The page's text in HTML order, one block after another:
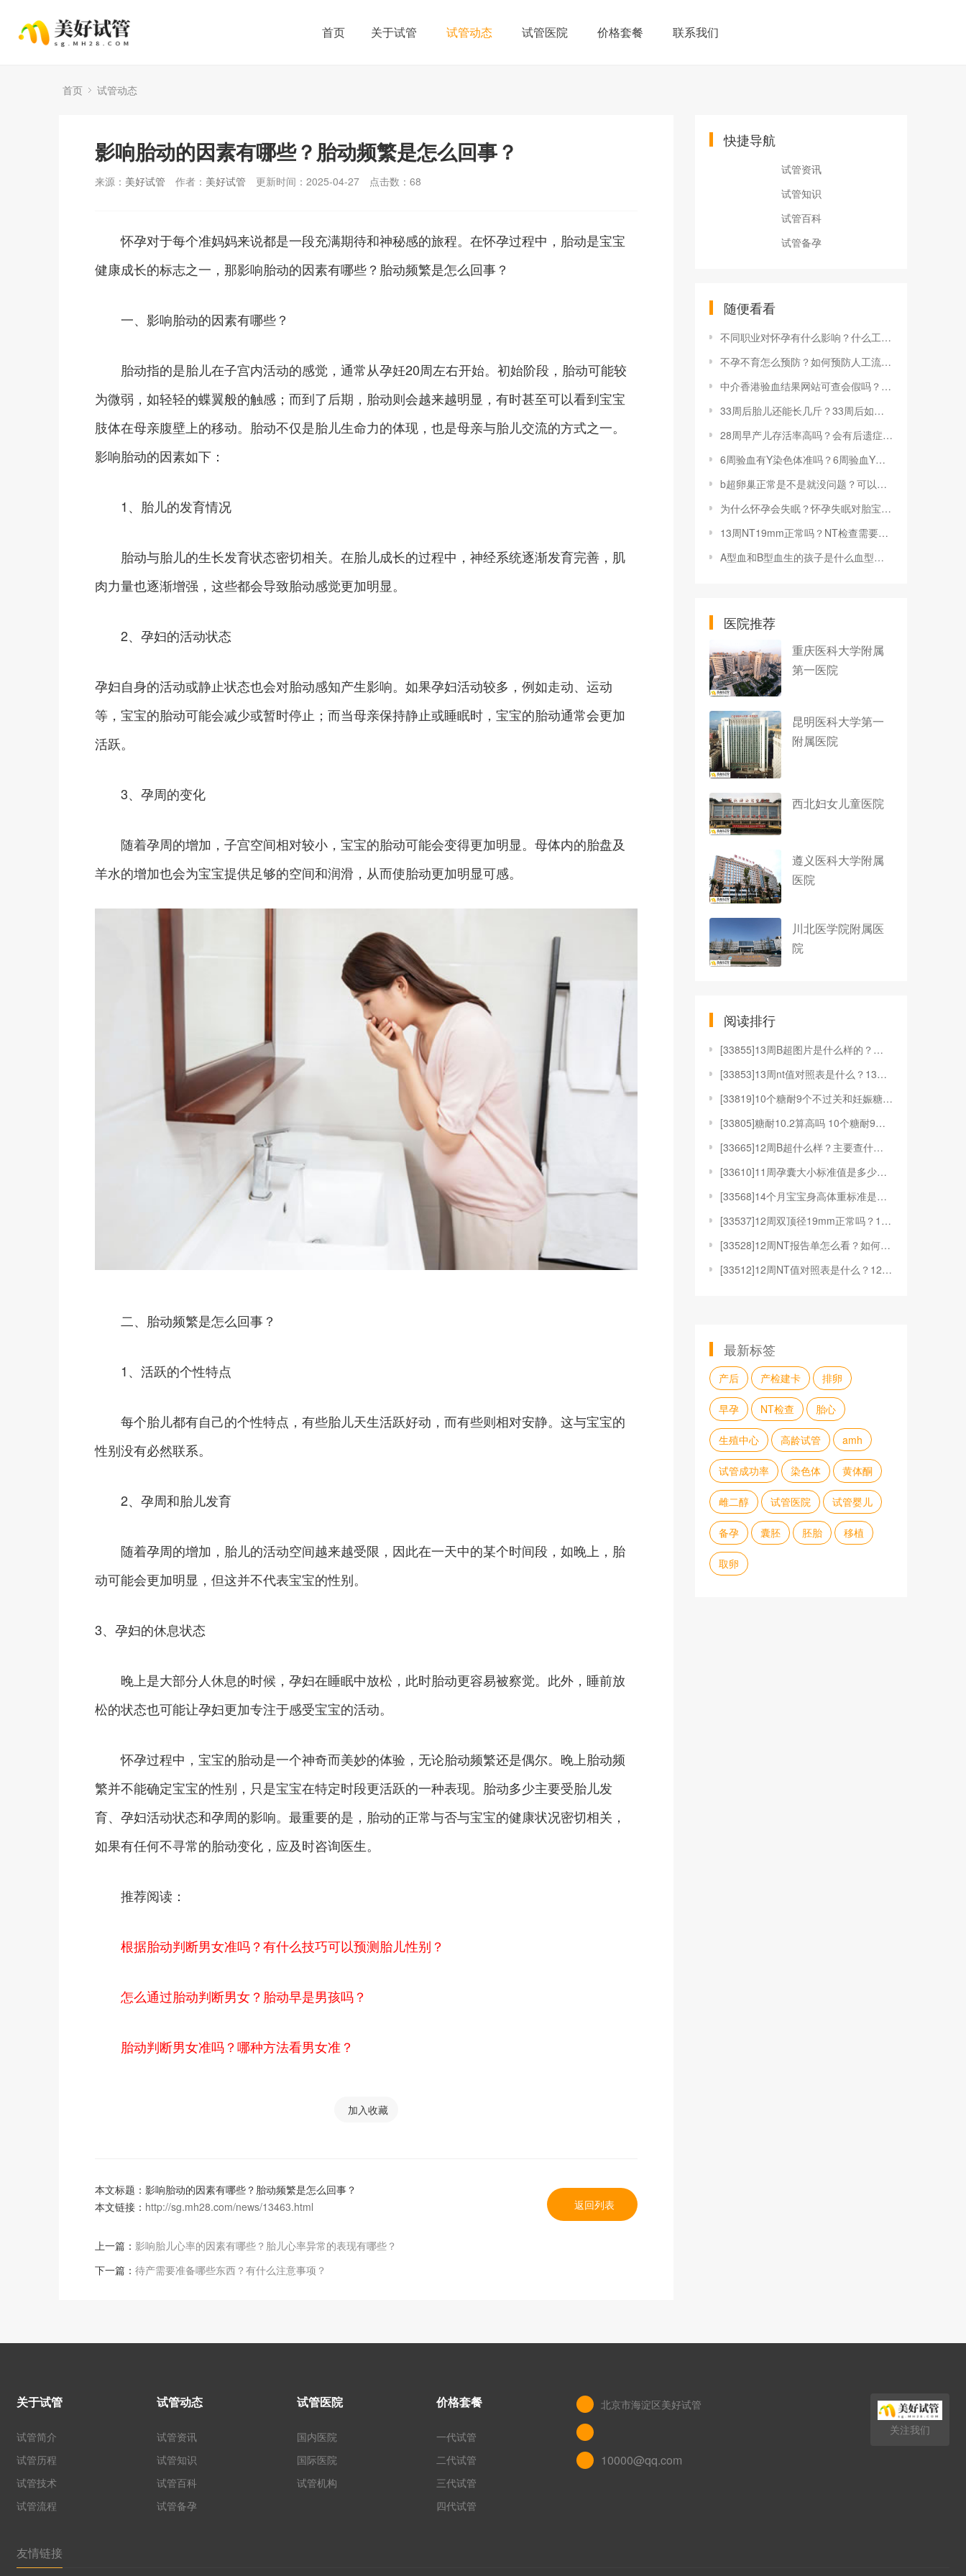
首页 关于试管 试管动态 试管医院 价格套餐 联系我们
首页 试管动态
影响胎动的因素有哪些？胎动频繁是怎么回事？
来源： 美好试管 作者： 美好试管 更新时间：2025-04-27 点击数： 68
怀孕对于每个准妈妈来说都是一段充满期待和神秘感的旅程。在怀孕过程中，胎动是宝宝
健康成长的标志之一，那影响胎动的因素有哪些？胎动频繁是怎么回事？
一、影响胎动的因素有哪些？
胎动指的是胎儿在子宫内活动的感觉，通常从孕妊20周左右开始。初始阶段，胎动可能较
为微弱，如轻轻的蝶翼般的触感；而到了后期，胎动则会越来越明显，有时甚至可以看到宝宝
肢体在母亲腹壁上的移动。胎动不仅是胎儿生命力的体现，也是母亲与胎儿交流的方式之一。
影响胎动的因素如下：
1、胎儿的发育情况
胎动与胎儿的生长发育状态密切相关。在胎儿成长的过程中，神经系统逐渐发育完善，肌
肉力量也逐渐增强，这些都会导致胎动感觉更加明显。
2、孕妇的活动状态
孕妇自身的活动或静止状态也会对胎动感知产生影响。如果孕妇活动较多，例如走动、运动
等，宝宝的胎动可能会减少或暂时停止；而当母亲保持静止或睡眠时，宝宝的胎动通常会更加
活跃。
3、孕周的变化
随着孕周的增加，子宫空间相对较小，宝宝的胎动可能会变得更加明显。母体内的胎盘及
羊水的增加也会为宝宝提供足够的空间和润滑，从而使胎动更加明显可感。
二、胎动频繁是怎么回事？
1、活跃的个性特点
每个胎儿都有自己的个性特点，有些胎儿天生活跃好动，而有些则相对安静。这与宝宝的
性别没有必然联系。
2、孕周和胎儿发育
随着孕周的增加，胎儿的活动空间越来越受限，因此在一天中的某个时间段，如晚上，胎
动可能会更加明显，但这并不代表宝宝的性别。
3、孕妇的休息状态
晚上是大部分人休息的时候，孕妇在睡眠中放松，此时胎动更容易被察觉。此外，睡前放
松的状态也可能让孕妇更加专注于感受宝宝的活动。
怀孕过程中，宝宝的胎动是一个神奇而美妙的体验，无论胎动频繁还是偶尔。晚上胎动频
繁并不能确定宝宝的性别，只是宝宝在特定时段更活跃的一种表现。胎动多少主要受胎儿发
育、孕妇活动状态和孕周的影响。最重要的是，胎动的正常与否与宝宝的健康状况密切相关，
如果有任何不寻常的胎动变化，应及时咨询医生。
推荐阅读：
根据胎动判断男女准吗？有什么技巧可以预测胎儿性别？
怎么通过胎动判断男女？胎动早是男孩吗？
胎动判断男女准吗？哪种方法看男女准？
加入收藏
本文标题：影响胎动的因素有哪些？胎动频繁是怎么回事？
本文链接： http://sg.mh28.com/news/13463.html
上一篇： 影响胎儿心率的因素有哪些？胎儿心率异常的表现有哪些？
下一篇： 待产需要准备哪些东西？有什么注意事项？
返回列表
快捷导航
试管资讯
试管知识
试管百科
试管备孕
随便看看
不同职业对怀孕有什么影响？什么工作会造成不孕？
不孕不育怎么预防？如何预防人工流产所致的不孕症？
中介香港验血结果网站可查会假吗？中介香港验血结果网站怎么查是否可信？
33周后胎儿还能长几斤？33周后如何促进胎儿的健康体重增长？
28周早产儿存活率高吗？会有后遗症吗？
6周验血有Y染色体准吗？6周验血Y染色体有参考价值吗？
b超卵巢正常是不是就没问题？可以看出卵巢正常吗？
为什么怀孕会失眠？怀孕失眠对胎宝宝是否有影响？
13周NT19mm正常吗？NT检查需要空腹吗？
A型血和B型血生的孩子是什么血型？为什么要测量血型？
医院推荐
重庆医科大学附属
第一医院
昆明医科大学第一
附属医院
西北妇女儿童医院
遵义医科大学附属
医院
川北医学院附属医
院
阅读排行
[33855]13周B超图片是什么样的？有什么用？
[33853]13周nt值对照表是什么？13周nt值对
[33819]10个糖耐9个不过关和妊娠糖尿病有何关系
[33805]糖耐10.2算高吗 10个糖耐9个不过关
[33665]12周B超什么样？主要查什么？
[33610]11周孕囊大小标准值是多少？11周孕囊是
[33568]14个月宝宝身高体重标准是多少？要注意什
[33537]12周双顶径19mm正常吗？12周双顶径
[33528]12周NT报告单怎么看？如何应对12周N
[33512]12周NT值对照表是什么？12周NT值对
最新标签
产后 产检建卡 排卵
早孕 NT检查 胎心
生殖中心 高龄试管 amh
试管成功率 染色体 黄体酮
雌二醇 试管医院 试管婴儿
备孕 囊胚 胚胎 移植
取卵
关于试管
试管简介
试管历程
试管技术
试管流程
试管动态
试管资讯
试管知识
试管百科
试管备孕
试管医院
国内医院
国际医院
试管机构
价格套餐
一代试管
二代试管
三代试管
四代试管
北京市海淀区美好试管
10000@qq.com
关注我们
友情链接